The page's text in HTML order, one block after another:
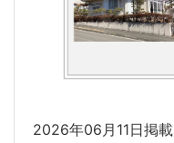
2026年06月11日掲載